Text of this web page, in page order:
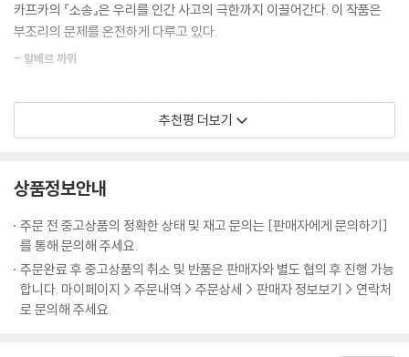
가의 대표작에 더해 2020년대 우리 시대의 고전으로 자리매김하게 된 걸
작까지, 뉴노멀시대 새 지평으로 지금의 우리를 인도할 무지갯빛 이정표로
꼽을 만한 작품들이다.
20세기가 물려준 위대한 ‘문학’ 유산
현대성과 인간성이라는 새로운 문제의식에 눈뜬 『소송』 이후의 현대문학
르몽드 선정 ‘세계의 명저 100’
노벨연구소 선정 ‘100대 세계문학’
“이 얼마나 진기하고 흥분되며 독창적이면서 또 즐거움을 주는 책인가! 이
것은 너무나 정교한 거미줄이며 상상의 세계의 건축물이다.” _헤르만 헤
카프카의 『소송』은 우리를 인간 사고의 극한까지 이끌어간다. 이 작품은
부조리의 문제를 온전하게 다루고 있다.
- 알베르 까뮈
『소송』은 권위주의와 인간 양심 사이의 복잡한 상호관계에 대한 훌륭한 예
못하면 살해했던 『천일야화』의 공주)’이다. 이 점을 알아차리고도 달아나
지 않기로 한 자는 자기 머리를 내밀거나 아니면 차라리 벽에 머리를 들이
받아야 하며 앞 사람의 전철을 밟을 위험을 감수해야 한다. ... 해답을 찾지
못하는 한, 독자에게는 여전히 책임이 남아 있다.
- 테오도어 아도르노
추천평 더보기
상품정보안내
주문 전 중고상품의 정확한 상태 및 재고 문의는 [판매자에게 문의하기]
를 통해 문의해 주세요.
주문완료 후 중고상품의 취소 및 반품은 판매자와 별도 협의 후 진행 가능
합니다. 마이페이지 > 주문내역 > 주문상세 > 판매자 정보보기 > 연락처
로 문의해 주세요.